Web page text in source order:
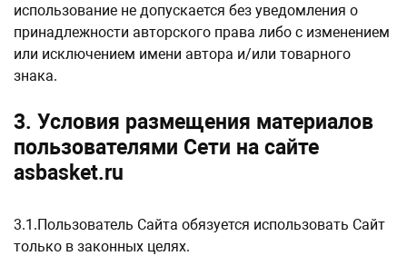
использование не допускается без уведомления о
принадлежности авторского права либо с изменением
или исключением имени автора и/или товарного
знака.
3. Условия размещения материалов
пользователями Сети на сайте
asbasket.ru
3.1.Пользователь Сайта обязуется использовать Сайт
только в законных целях.